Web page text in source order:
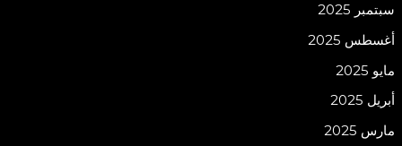
سبتمبر 2025
أغسطس 2025
مايو 2025
أبريل 2025
مارس 2025